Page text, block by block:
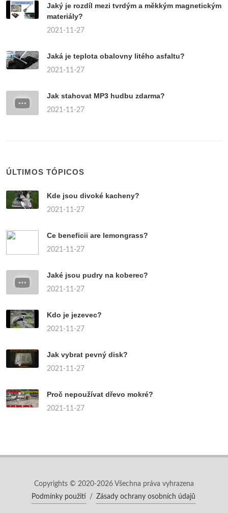
Jaký je rozdíl mezi tvrdým a měkkým magnetickým
materiály?
2021-11-27
Jaká je teplota obalovny litého asfaltu?
2021-11-27
Jak stahovat MP3 hudbu zdarma?
2021-11-27
ÚLTIMOS TÓPICOS
Kde jsou divoké kacheny?
2021-11-27
Ce beneficii are lemongrass?
2021-11-27
Jaké jsou pudry na koberec?
2021-11-27
Kdo je jezevec?
2021-11-27
Jak vybrat pevný disk?
2021-11-27
Proč nepoužívat dřevo mokré?
2021-11-27
Copyrights © 2020-2026 Všechna práva vyhrazena
Podmínky použití
/ Zásady ochrany osobních údajů